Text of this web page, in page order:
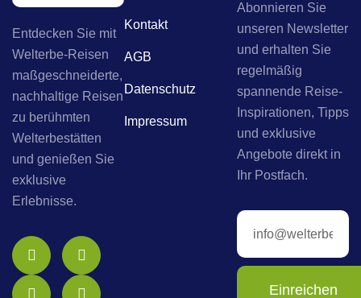
Entdecken Sie mit
Welterbe-Reisen
maßgeschneiderte,
nachhaltige Reisen
zu berühmten
Welterbestätten
und genießen Sie
exklusive
Erlebnisse.
Kontakt
AGB
Datenschutz
Impressum
Abonnieren Sie
unseren Newsletter
und erhalten Sie
regelmäßig
spannende Reise-
Inspirationen, Tipps
und exklusive
Angebote direkt in
Ihr Postfach.
Einreichen